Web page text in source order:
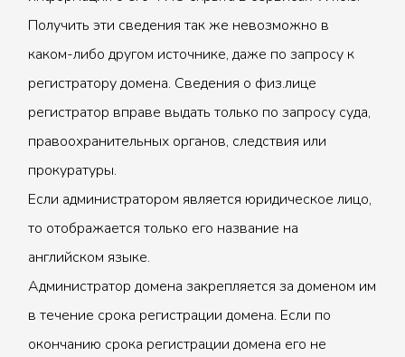
Получить эти сведения так же невозможно в
каком-либо другом источнике, даже по запросу к
регистратору домена. Сведения о физ.лице
регистратор вправе выдать только по запросу суда,
правоохранительных органов, следствия или
прокуратуры.
Если администратором является юридическое лицо,
то отображается только его название на
английском языке.
Администратор домена закрепляется за доменом им
в течение срока регистрации домена. Если по
окончанию срока регистрации домена его не